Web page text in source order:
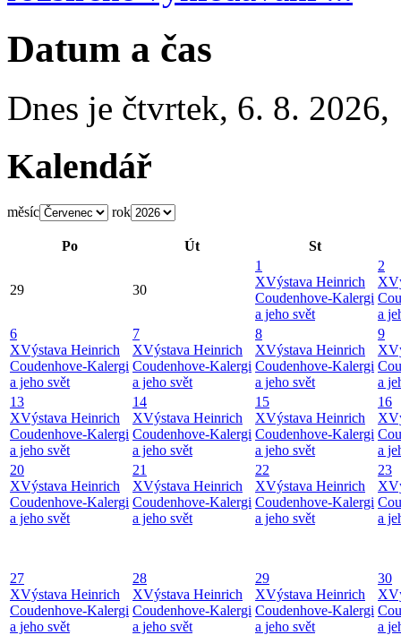
Datum a čas
Dnes je čtvrtek, 6. 8. 2026,
Kalendář
měsíc rok
Po Út St
29 30
1
XVýstava Heinrich
Coudenhove-Kalergi
a jeho svět
2
X
a
6
XVýstava Heinrich
Coudenhove-Kalergi
a jeho svět
7
XVýstava Heinrich
Coudenhove-Kalergi
a jeho svět
8
XVýstava Heinrich
Coudenhove-Kalergi
a jeho svět
9
X
a
13
XVýstava Heinrich
Coudenhove-Kalergi
a jeho svět
14
XVýstava Heinrich
Coudenhove-Kalergi
a jeho svět
15
XVýstava Heinrich
Coudenhove-Kalergi
a jeho svět
16
X
a
20
XVýstava Heinrich
Coudenhove-Kalergi
a jeho svět
21
XVýstava Heinrich
Coudenhove-Kalergi
a jeho svět
22
XVýstava Heinrich
Coudenhove-Kalergi
a jeho svět
23
X
a
27
XVýstava Heinrich
Coudenhove-Kalergi
a jeho svět
28
XVýstava Heinrich
Coudenhove-Kalergi
a jeho svět
29
XVýstava Heinrich
Coudenhove-Kalergi
a jeho svět
30
X
a